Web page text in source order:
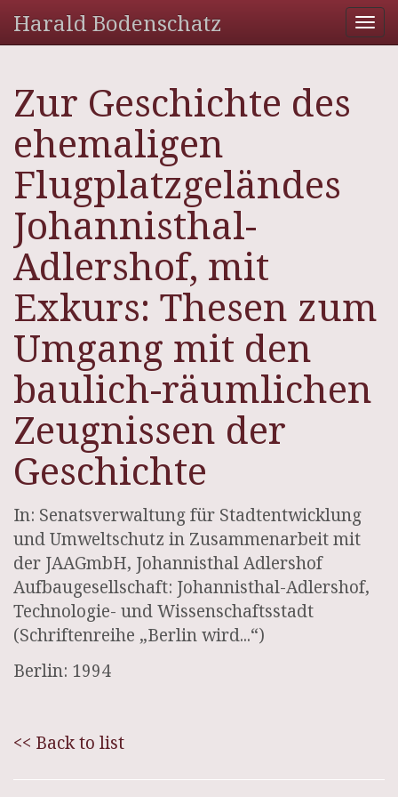
Harald Bodenschatz
Zur Geschichte des
ehemaligen
Flugplatzgeländes
Johannisthal-
Adlershof, mit
Exkurs: Thesen zum
Umgang mit den
baulich-räumlichen
Zeugnissen der
Geschichte
In: Senatsverwaltung für Stadtentwicklung
und Umweltschutz in Zusammenarbeit mit
der JAAGmbH, Johannisthal Adlershof
Aufbaugesellschaft: Johannisthal-Adlershof,
Technologie- und Wissenschaftsstadt
(Schriftenreihe „Berlin wird...“)
Berlin: 1994
<< Back to list